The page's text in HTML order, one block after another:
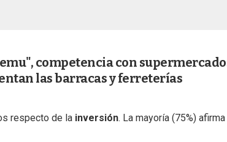
competencia con
las barracas y ferreterías
respecto de la inversión. La mayoría (75%)